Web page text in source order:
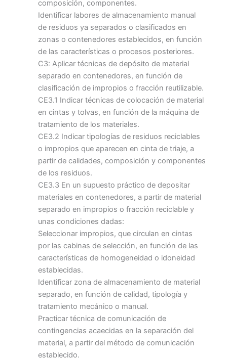
composición, componentes.
Identificar labores de almacenamiento manual
de residuos ya separados o clasificados en
zonas o contenedores establecidos, en función
de las características o procesos posteriores.
C3: Aplicar técnicas de depósito de material
separado en contenedores, en función de
clasificación de impropios o fracción reutilizable.
CE3.1 Indicar técnicas de colocación de material
en cintas y tolvas, en función de la máquina de
tratamiento de los materiales.
CE3.2 Indicar tipologías de residuos reciclables
o impropios que aparecen en cinta de triaje, a
partir de calidades, composición y componentes
de los residuos.
CE3.3 En un supuesto práctico de depositar
materiales en contenedores, a partir de material
separado en impropios o fracción reciclable y
unas condiciones dadas:
Seleccionar impropios, que circulan en cintas
por las cabinas de selección, en función de las
características de homogeneidad o idoneidad
establecidas.
Identificar zona de almacenamiento de material
separado, en función de calidad, tipología y
tratamiento mecánico o manual.
Practicar técnica de comunicación de
contingencias acaecidas en la separación del
material, a partir del método de comunicación
establecido.